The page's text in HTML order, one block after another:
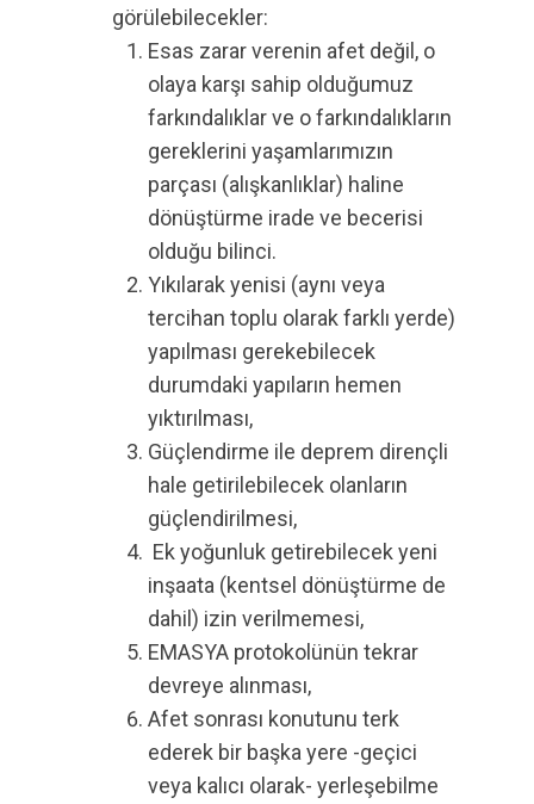
görülebilecekler:
Esas zarar verenin afet değil, o
olaya karşı sahip olduğumuz
farkındalıklar ve o farkındalıkların
gereklerini yaşamlarımızın
parçası (alışkanlıklar) haline
dönüştürme irade ve becerisi
olduğu bilinci.
Yıkılarak yenisi (aynı veya
tercihan toplu olarak farklı yerde)
yapılması gerekebilecek
durumdaki yapıların hemen
yıktırılması,
Güçlendirme ile deprem dirençli
hale getirilebilecek olanların
güçlendirilmesi,
Ek yoğunluk getirebilecek yeni
inşaata (kentsel dönüştürme de
dahil) izin verilmemesi,
EMASYA protokolünün tekrar
devreye alınması,
Afet sonrası konutunu terk
ederek bir başka yere -geçici
veya kalıcı olarak- yerleşebilme